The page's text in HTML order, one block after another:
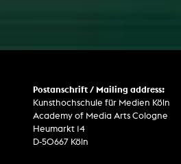
Postanschrift / Mailing address:
Kunsthochschule für Medien Köln
Academy of Media Arts Cologne
Heumarkt 14
D-50667 Köln